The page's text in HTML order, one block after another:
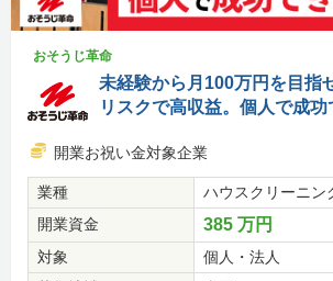
おそうじ革命
未経験から月100万円を目指
リスクで高収益。個人で成功
開業お祝い金対象企業
業種
ハウスクリーニン
開業資金
385 万円
対象
個人・法人